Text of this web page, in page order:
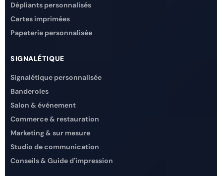
Dépliants personnalisés
Cartes imprimées
Papeterie personnalisée
SIGNALÉTIQUE
Signalétique personnalisée
Banderoles
Salon & événement
Commerce & restauration
Marketing & sur mesure
Studio de communication
Conseils & Guide d'impression